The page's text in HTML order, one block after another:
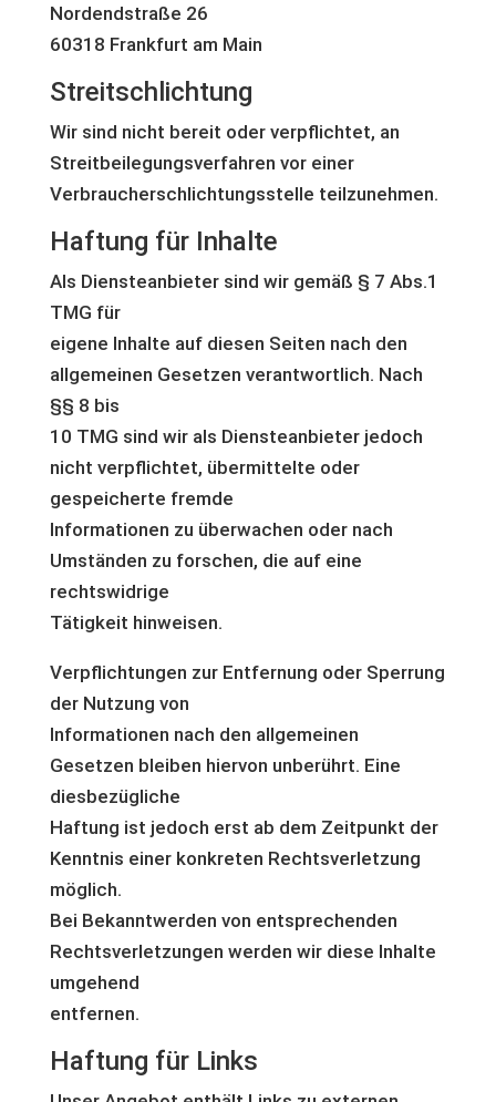
Nordendstraße 26
60318 Frankfurt am Main
Streitschlichtung
Wir sind nicht bereit oder verpflichtet, an
Streitbeilegungsverfahren vor einer
Verbraucherschlichtungsstelle teilzunehmen.
Haftung für Inhalte
Als Diensteanbieter sind wir gemäß § 7 Abs.1
TMG für
eigene Inhalte auf diesen Seiten nach den
allgemeinen Gesetzen verantwortlich. Nach
§§ 8 bis
10 TMG sind wir als Diensteanbieter jedoch
nicht verpflichtet, übermittelte oder
gespeicherte fremde
Informationen zu überwachen oder nach
Umständen zu forschen, die auf eine
rechtswidrige
Tätigkeit hinweisen.
Verpflichtungen zur Entfernung oder Sperrung
der Nutzung von
Informationen nach den allgemeinen
Gesetzen bleiben hiervon unberührt. Eine
diesbezügliche
Haftung ist jedoch erst ab dem Zeitpunkt der
Kenntnis einer konkreten Rechtsverletzung
möglich.
Bei Bekanntwerden von entsprechenden
Rechtsverletzungen werden wir diese Inhalte
umgehend
entfernen.
Haftung für Links